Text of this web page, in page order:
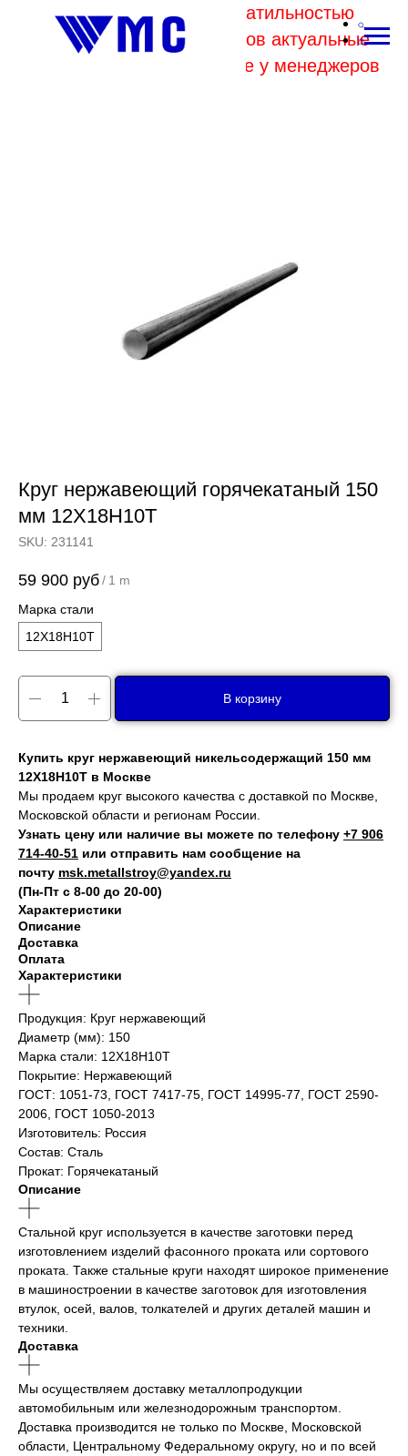
В связи с высокой волатильностью
отпускных цен комбинатов актуальные
цены на металл уточняйте у менеджеров
Круг нержавеющий горячекатаный 150
мм 12Х18Н10Т
SKU: 231141
59 900 руб/ 1 m
Марка стали
12Х18Н10Т
В корзину
Купить круг нержавеющий никельсодержащий 150 мм
12Х18Н10Т в Москве
Мы продаем круг высокого качества с доставкой по Москве,
Московской области и регионам России.
Узнать цену или наличие вы можете по телефону +7 906
714‑40-51 или отправить нам сообщение на
почту msk.metallstroy@yandex.ru
(Пн-Пт с 8-00 до 20-00)
Характеристики
Описание
Доставка
Оплата
Характеристики
Продукция: Круг нержавеющий
Диаметр (мм): 150
Марка стали: 12Х18Н10Т
Покрытие: Нержавеющий
ГОСТ: 1051-73, ГОСТ 7417-75, ГОСТ 14995-77, ГОСТ 2590-
2006, ГОСТ 1050-2013
Изготовитель: Россия
Состав: Сталь
Прокат: Горячекатаный
Описание
Стальной круг используется в качестве заготовки перед
изготовлением изделий фасонного проката или сортового
проката. Также стальные круги находят широкое применение
в машиностроении в качестве заготовок для изготовления
втулок, осей, валов, толкателей и других деталей машин и
техники.
Доставка
Мы осуществляем доставку металлопродукции
автомобильным или железнодорожным транспортом.
Доставка производится не только по Москве, Московской
области, Центральному Федеральному округу, но и по всей